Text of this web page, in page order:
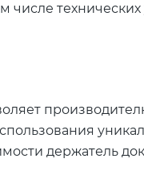
числе
держатель